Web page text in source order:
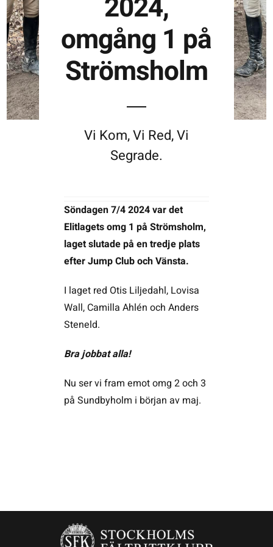
Kontakta SFK
Profilprodukter
Nyheter,
kuriosa
Dokument &
protokoll
2024,
omgång 1 på
Strömsholm
Vi Kom, Vi Red, Vi
Segrade.
Söndagen 7/4 2024 var det
Elitlagets omg 1 på Strömsholm,
laget slutade på en tredje plats
efter Jump Club och Vänsta.
I laget red Otis Liljedahl, Lovisa
Wall, Camilla Ahlén och Anders
Steneld.
Bra jobbat alla!
Nu ser vi fram emot omg 2 och 3
på Sundbyholm i början av maj.